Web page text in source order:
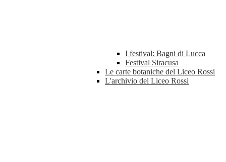
I festival: Bagni di Lucca
Festival Siracusa
Le carte botaniche del Liceo Rossi
L'archivio del Liceo Rossi